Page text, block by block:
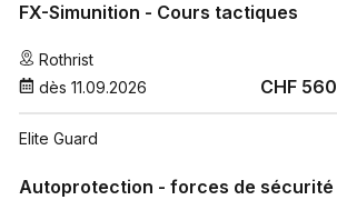
FX-Simunition - Cours tactiques
Rothrist
dès 11.09.2026 CHF 560
Elite Guard
Autoprotection - forces de sécurité